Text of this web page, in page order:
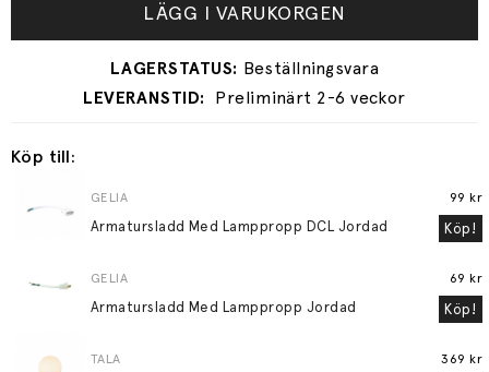
LÄGG I VARUKORGEN
Preliminärt 2-6 veckor
Köp till:
GELIA
Armatursladd Med Lamppropp DCL Jordad
99 kr
Köp!
GELIA
Armatursladd Med Lamppropp Jordad
69 kr
Köp!
TALA 369 kr